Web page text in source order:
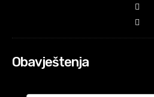
Obavještenja